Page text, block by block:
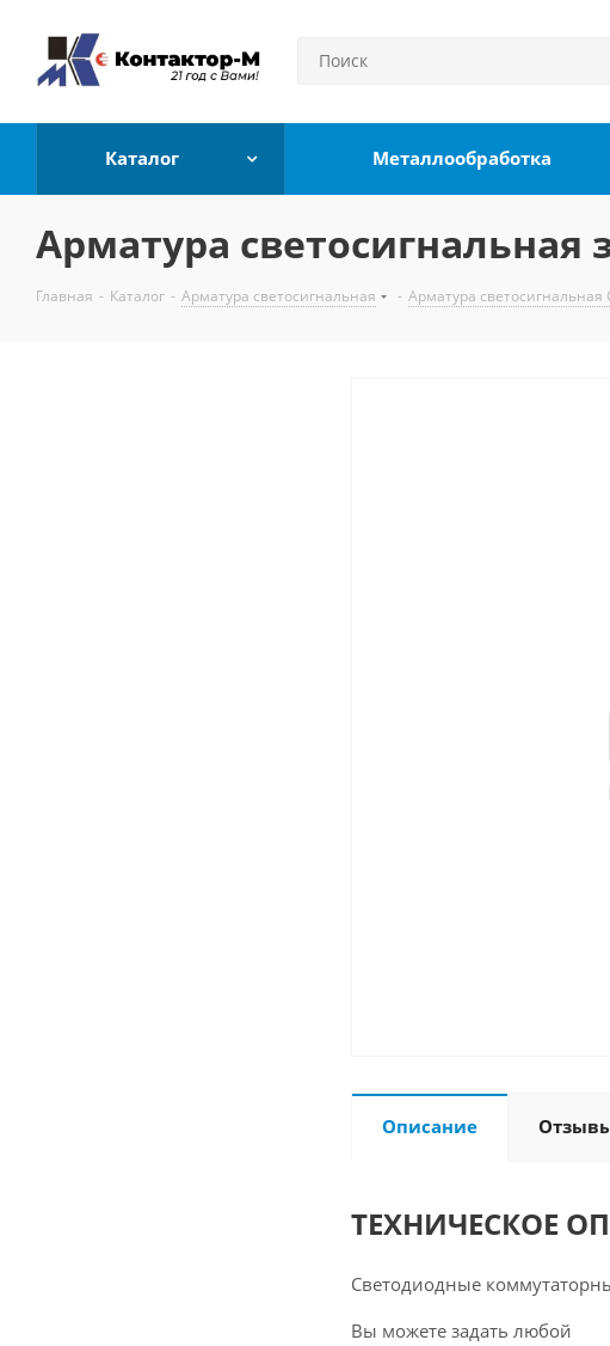
Каталог Металлообработка
Арматура светосигнальная
Главная - Каталог - Арматура светосигнальная - Арматура светосигнальная
Описание
ТЕХНИЧЕСКОЕ
Светодиодные
Вы можете задать любой